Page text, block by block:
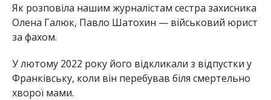
Як розповіла нашим журналістам сестра захисника
Олена Галюк, Павло Шатохин — військовий юрист
за фахом.
У лютому 2022 року його відкликали з відпустки у
Франківську, коли він перебував біля смертельно
хворої мами.